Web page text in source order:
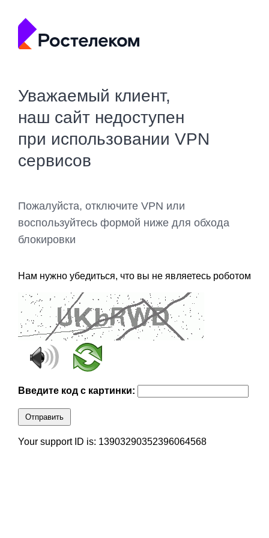
Уважаемый клиент,
наш сайт недоступен
при использовании VPN
сервисов
Пожалуйста, отключите VPN или
воспользуйтесь формой ниже для обхода
блокировки
Нам нужно убедиться, что вы не являетесь роботом
Введите код с картинки:
Отправить
Your support ID is: 13903290352396064568